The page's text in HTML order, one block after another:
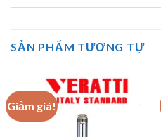
SẢN PHẨM TƯƠNG TỰ
Giảm giá!